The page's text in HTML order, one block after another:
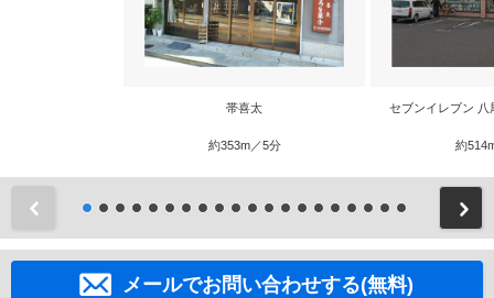
帯喜太
約353m／5分
セブンイレブン 八
約
メールでお問い合わせする(無料)